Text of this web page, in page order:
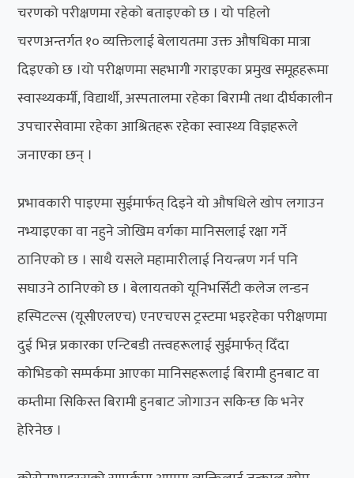
चरणको परीक्षणमा रहेको बताइएको छ । यो पहिलो
चरणअन्तर्गत १० व्यक्तिलाई बेलायतमा उक्त औषधिका मात्रा
दिइएको छ ।यो परीक्षणमा सहभागी गराइएका प्रमुख समूहहरूमा
स्वास्थ्यकर्मी, विद्यार्थी, अस्पतालमा रहेका बिरामी तथा दीर्घकालीन
उपचारसेवामा रहेका आश्रितहरू रहेका स्वास्थ्य विज्ञहरूले
जनाएका छन् ।
प्रभावकारी पाइएमा सुईमार्फत् दिइने यो औषधिले खोप लगाउन
नभ्याइएका वा नहुने जोखिम वर्गका मानिसलाई रक्षा गर्ने
ठानिएको छ । साथै यसले महामारीलाई नियन्त्रण गर्न पनि
सघाउने ठानिएको छ । बेलायतको यूनिभर्सिटी कलेज लन्डन
हस्पिटल्स (यूसीएलएच) एनएचएस ट्रस्टमा भइरहेका परीक्षणमा
दुई भिन्न प्रकारका एन्टिबडी तत्त्वहरूलाई सुईमार्फत् दिँदा
कोभिडको सम्पर्कमा आएका मानिसहरूलाई बिरामी हुनबाट वा
कम्तीमा सिकिस्त बिरामी हुनबाट जोगाउन सकिन्छ कि भनेर
हेरिनेछ ।